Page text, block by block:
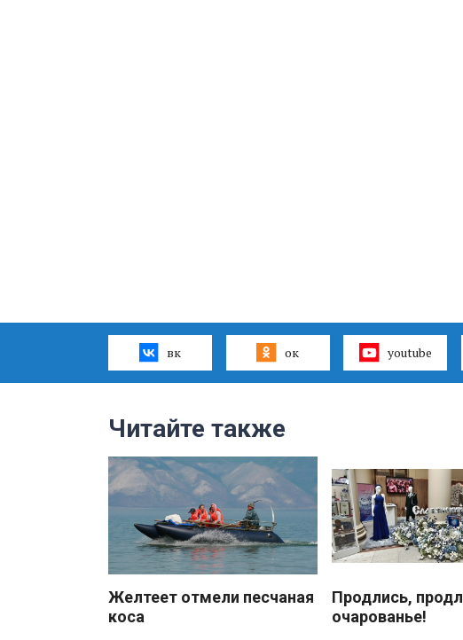
вк ок youtube
Читайте также
Желтеет отмели песчаная
коса
Продлись,
очарованье!